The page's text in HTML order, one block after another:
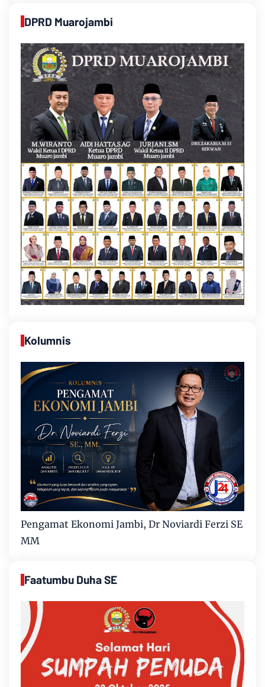
DPRD Muarojambi
Kolumnis
Pengamat Ekonomi Jambi, Dr Noviardi Ferzi SE
MM
Faatumbu Duha SE